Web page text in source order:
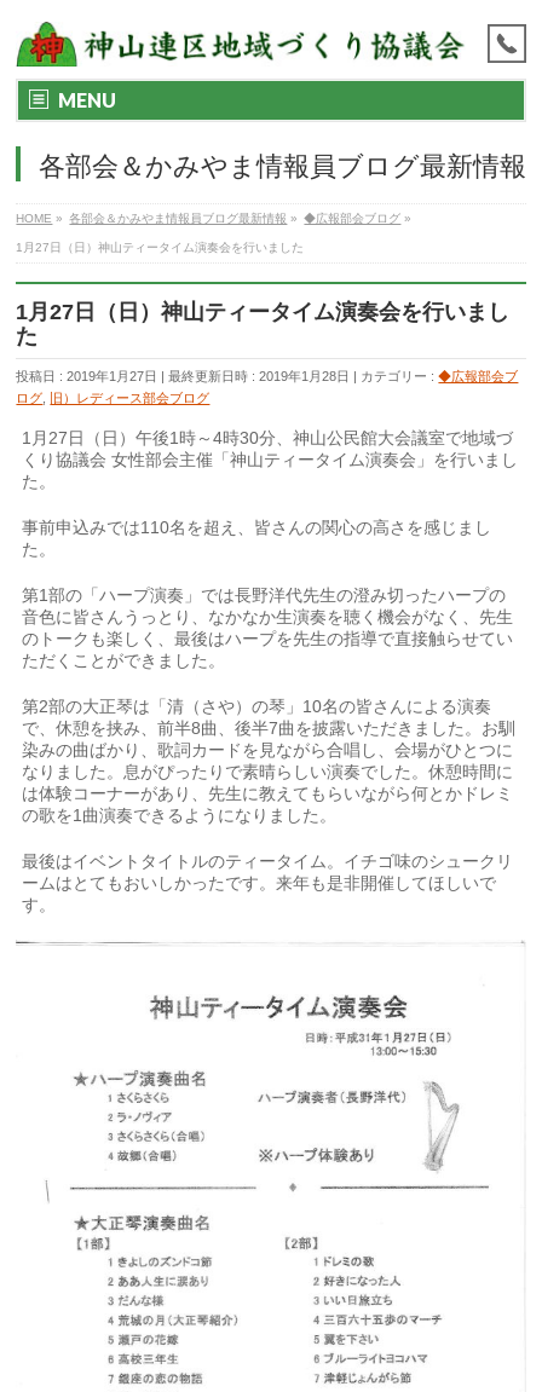
MENU
各部会＆かみやま情報員ブログ最新情報
HOME » 各部会＆かみやま情報員ブログ最新情報 » ◆広報部会ブログ »
1月27日（日）神山ティータイム演奏会を行いました
1月27日（日）神山ティータイム演奏会を行いまし
た
投稿日 : 2019年1月27日 最終更新日時 : 2019年1月28日 カテゴリー :◆広報部会ブ
ログ
旧）レディース部会ブログ
1月27日（日）午後1時～4時30分、神山公民館大会議室で地域づ
くり協議会 女性部会主催「神山ティータイム演奏会」を行いまし
た。
事前申込みでは110名を超え、皆さんの関心の高さを感じまし
た。
第1部の「ハープ演奏」では長野洋代先生の澄み切ったハープの
音色に皆さんうっとり、なかなか生演奏を聴く機会がなく、先生
のトークも楽しく、最後はハープを先生の指導で直接触らせてい
ただくことができました。
第2部の大正琴は「清（さや）の琴」10名の皆さんによる演奏
で、休憩を挟み、前半8曲、後半7曲を披露いただきました。お馴
染みの曲ばかり、歌詞カードを見ながら合唱し、会場がひとつに
なりました。息がぴったりで素晴らしい演奏でした。休憩時間に
は体験コーナーがあり、先生に教えてもらいながら何とかドレミ
の歌を1曲演奏できるようになりました。
最後はイベントタイトルのティータイム。イチゴ味のシュークリ
ームはとてもおいしかったです。来年も是非開催してほしいで
す。